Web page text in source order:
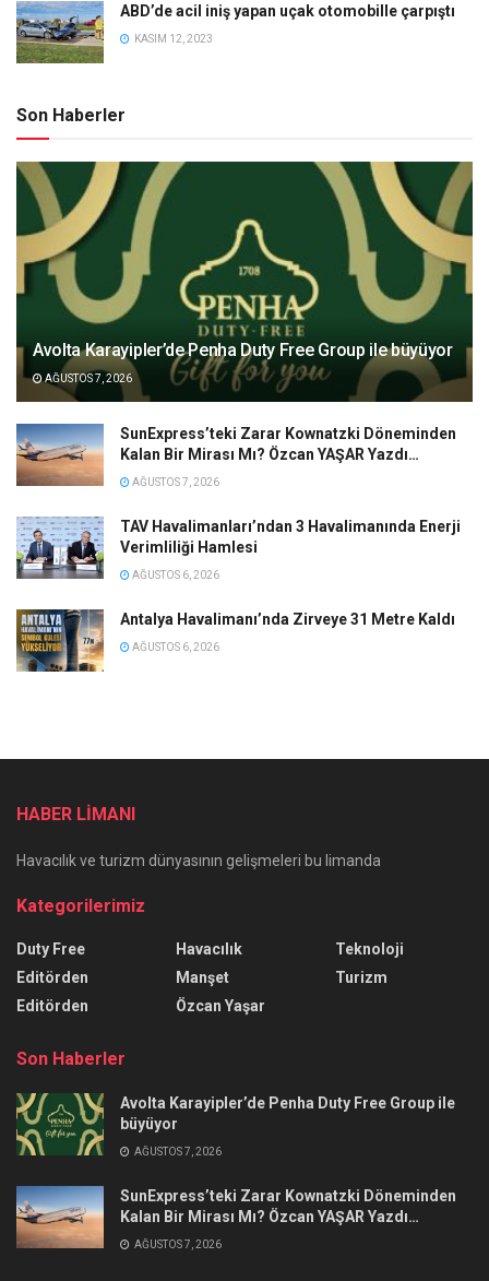
ABD’de acil iniş yapan uçak otomobille çarpıştı
KASIM 12, 2023
Son Haberler
Avolta Karayipler’de Penha Duty Free Group ile büyüyor
AĞUSTOS 7, 2026
SunExpress’teki Zarar Kownatzki Döneminden
Kalan Bir Mirası Mı? Özcan YAŞAR Yazdı…
AĞUSTOS 7, 2026
TAV Havalimanları’ndan 3 Havalimanında Enerji
Verimliliği Hamlesi
AĞUSTOS 6, 2026
Antalya Havalimanı’nda Zirveye 31 Metre Kaldı
AĞUSTOS 6, 2026
HABER LİMANI
Havacılık ve turizm dünyasının gelişmeleri bu limanda
Kategorilerimiz
Duty Free
Editörden
Editörden
Havacılık
Manşet
Özcan Yaşar
Teknoloji
Turizm
Son Haberler
Avolta Karayipler’de Penha Duty Free Group ile
büyüyor
AĞUSTOS 7, 2026
SunExpress’teki Zarar Kownatzki Döneminden
Kalan Bir Mirası Mı? Özcan YAŞAR Yazdı…
AĞUSTOS 7, 2026